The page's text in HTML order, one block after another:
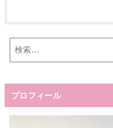
プロフィール